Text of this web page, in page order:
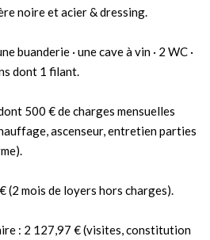
noire et acier & dressing.
buanderie · une cave à vin · 2 WC ·
dont 1 filant.
500 € de charges mensuelles
ascenseur, entretien parties
mois de loyers hors charges).
: 2 127,97 € (visites, constitution